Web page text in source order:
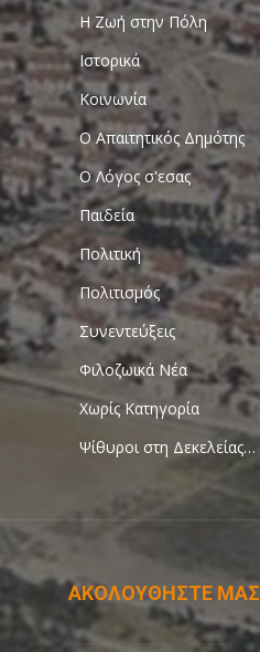
Η Ζωή στην Πόλη
Ιστορικά
Κοινωνία
Ο Απαιτητικός Δημότης
Ο Λόγος σ'εσας
Παιδεία
Πολιτική
Πολιτισμός
Συνεντεύξεις
Φιλοζωικά Νέα
Χωρίς Κατηγορία
Ψίθυροι στη Δεκελείας…
ΑΚΟΛΟΥΘΗΣΤΕ ΜΑΣ